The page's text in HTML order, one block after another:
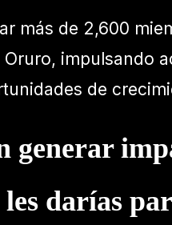
más de 2,600
impulsando
de
generar
darías